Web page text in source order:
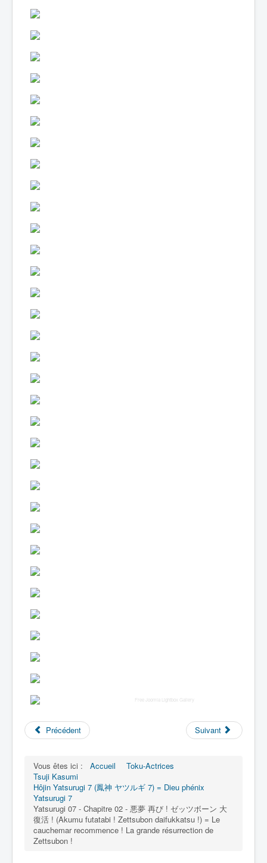
Free Joomla Lightbox Gallery
Précédent Suivant
Vous êtes ici : Accueil
Toku-Actrices
Tsuji Kasumi
Hôjin Yatsurugi 7 (鳳神 ヤツルギ 7) = Dieu phénix
Yatsurugi 7
Yatsurugi 07 - Chapitre 02 - 悪夢 再び ! ゼッツボーン 大
復活 ! (Akumu futatabi ! Zettsubon daifukkatsu !) = Le
cauchemar recommence ! La grande résurrection de
Zettsubon !